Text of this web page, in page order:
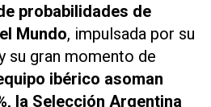
probabilidades de
Mundo, impulsada por su
su gran momento de
ibérico asoman
la Selección Argentina